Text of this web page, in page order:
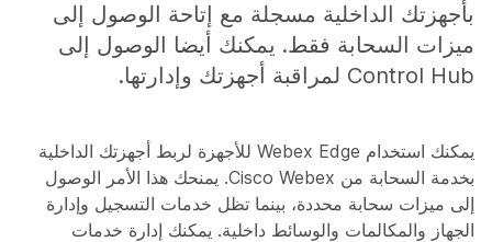
بأجهزتك الداخلية مسجلة مع إتاحة الوصول إلى
ميزات السحابة فقط. يمكنك أيضا الوصول إلى
Control Hub لمراقبة أجهزتك وإدارتها.
يمكنك استخدام Webex Edge للأجهزة لربط أجهزتك الداخلية
بخدمة السحابة من Cisco Webex. يمنحك هذا الأمر الوصول
إلى ميزات سحابة محددة، بينما تظل خدمات التسجيل وإدارة
الجهاز والمكالمات والوسائط داخلية. يمكنك إدارة خدمات